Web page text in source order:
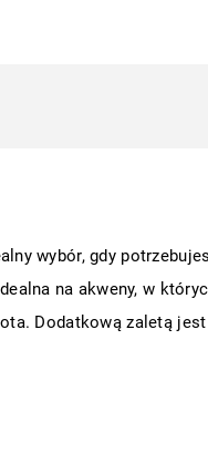
wybór, gdy
na akweny, w
Dodatkową zaletą